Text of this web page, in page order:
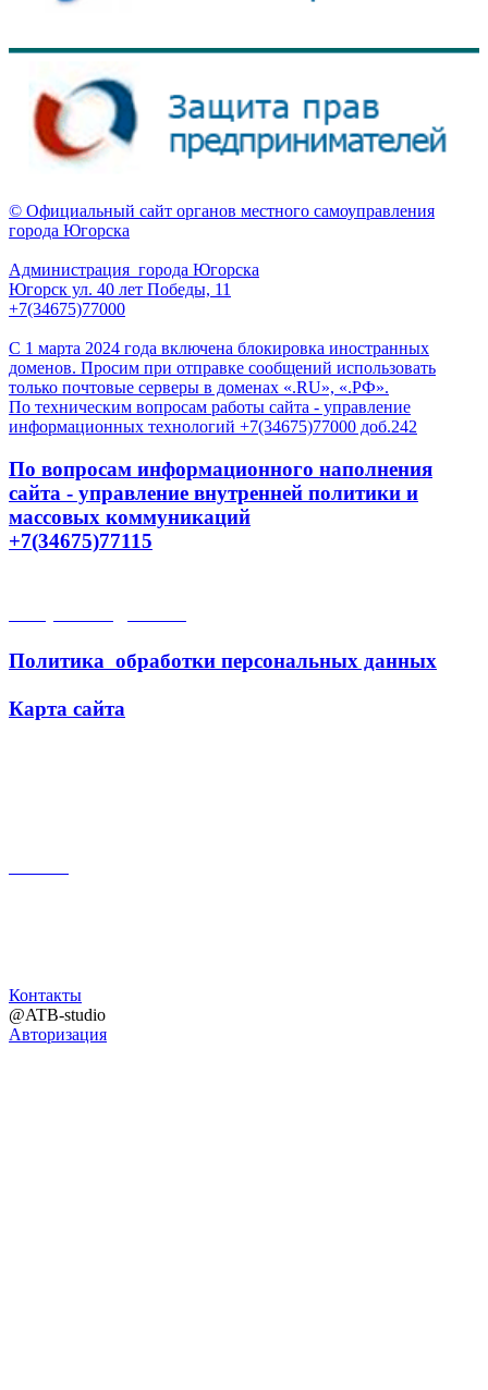
© Официальный сайт органов местного самоуправления
города Югорска
Администрация города Югорска
Югорск ул. 40 лет Победы, 11
+7(34675)77000
С 1 марта 2024 года включена блокировка иностранных
доменов. Просим при отправке сообщений использовать
только почтовые серверы в доменах «.RU», «.РФ».
По техническим вопросам работы сайта - управление
информационных технологий +7(34675)77000 доб.242
По вопросам информационного наполнения
сайта - управление внутренней политики и
массовых коммуникаций
+7(34675)77115
Политика обработки персональных данных
Карта сайта
Контакты
@ATB-studio
Авторизация